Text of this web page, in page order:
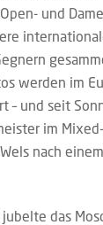
und
werden im
– und seit
im
nach
jubelte das